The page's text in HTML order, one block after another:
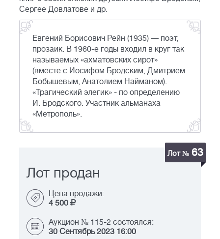
Сергее Довлатове и др.
Евгений Борисович Рейн (1935) — поэт,
прозаик. В 1960-е годы входил в круг так
называемых «ахматовских сирот»
(вместе с Иосифом Бродским, Дмитрием
Бобышевым, Анатолием Найманом).
«Трагический элегик» - по определению
И. Бродского. Участник альманаха
«Метрополь».
Лот № 63
Лот продан
Цена продажи:
4 500
Аукцион № 115-2 состоялся:
30 Сентябрь 2023 16:00